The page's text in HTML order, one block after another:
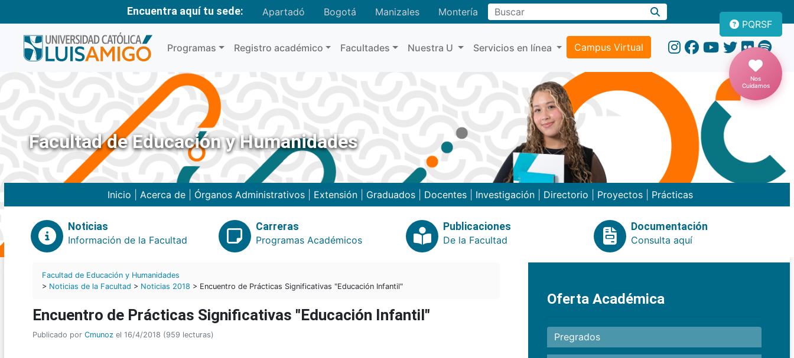
Encuentra aquí tu sede: Apartadó Bogotá Manizales MonteríaBuscar
Programas Registro académico Facultades Nuestra U Servicios en línea Campus Virtual
PQRSF
Nos
Cuidamos
Facultad de Educación y Humanidades
Inicio Acerca de| Órganos Administrativos| Extensión| Graduados| Docentes| Investigación| Directorio Proyectos| Prácticas
Noticias
Información de la Facultad
Carreras
Programas Académicos
Publicaciones
De la Facultad
Documentación
Consulta aquí
Facultad de Educación y Humanidades
> Noticias de la Facultad > Noticias 2018 > Encuentro de Prácticas Significativas "Educación Infantil"
Encuentro de Prácticas Significativas "Educación Infantil"
Publicado por Cmunoz el 16/4/2018 (959 lecturas)
Oferta Académica
Pregrados